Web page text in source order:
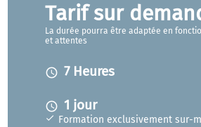
Formation exclusivement sur-
Tarif sur
La durée pourra être adaptée en
et attentes
access_time 7 Heures
access_time 1 jour